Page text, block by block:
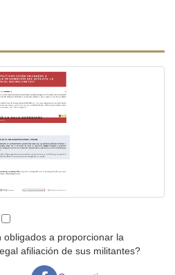
a proporcionar la
afiliación de sus militantes?